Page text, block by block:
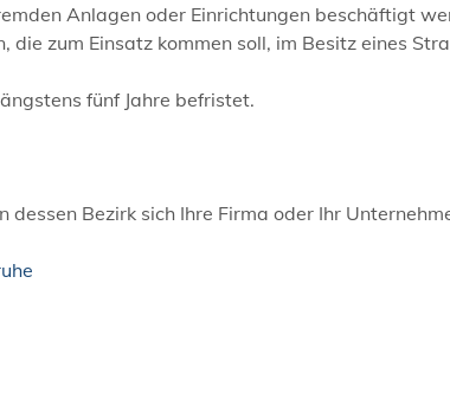
Anlagen oder Einrichtungen beschäftigt
die zum Einsatz kommen soll, im Besitz eines
fünf Jahre befristet.
dessen Bezirk sich Ihre Firma oder Ihr